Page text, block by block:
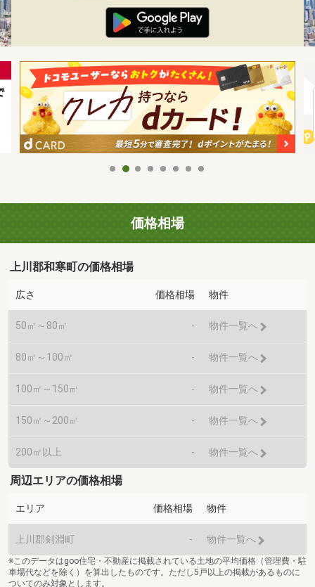
価格相場
上川郡和寒町の価格相場
広さ 価格相場 物件
50㎡～80㎡ - 物件一覧へ
80㎡～100㎡ - 物件一覧へ
100㎡～150㎡ - 物件一覧へ
150㎡～200㎡ - 物件一覧へ
200㎡以上 - 物件一覧へ
周辺エリアの価格相場
エリア 価格相場 物件
上川郡剣淵町 - 物件一覧へ
※このデータはgoo住宅・不動産に掲載されている土地の平均価格（管理費・駐
車場代などを除く）を算出したものです。ただし5戸以上の掲載があるものに
ついてのみ対象とします。